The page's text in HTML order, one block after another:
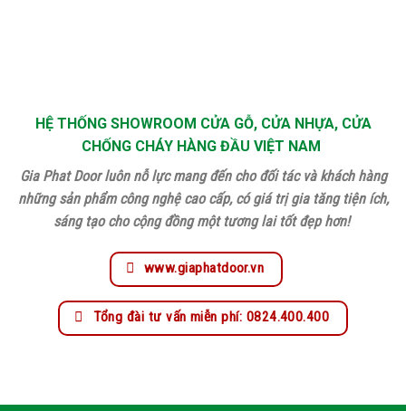
HỆ THỐNG SHOWROOM CỬA GỖ, CỬA NHỰA, CỬA
CHỐNG CHÁY HÀNG ĐẦU VIỆT NAM
Gia Phat Door luôn nỗ lực mang đến cho đối tác và khách hàng
những sản phẩm công nghệ cao cấp, có giá trị gia tăng tiện ích,
sáng tạo cho cộng đồng một tương lai tốt đẹp hơn!
www.giaphatdoor.vn
Tổng đài tư vấn miễn phí: 0824.400.400